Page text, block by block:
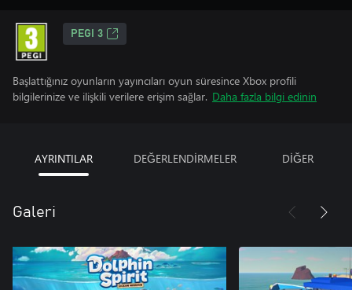
PEGI 3
Başlattığınız oyunların yayıncıları oyun süresince Xbox profili
bilgilerinize ve ilişkili verilere erişim sağlar. Daha fazla bilgi edinin
AYRINTILAR DEĞERLENDİRMELER DİĞER
Galeri